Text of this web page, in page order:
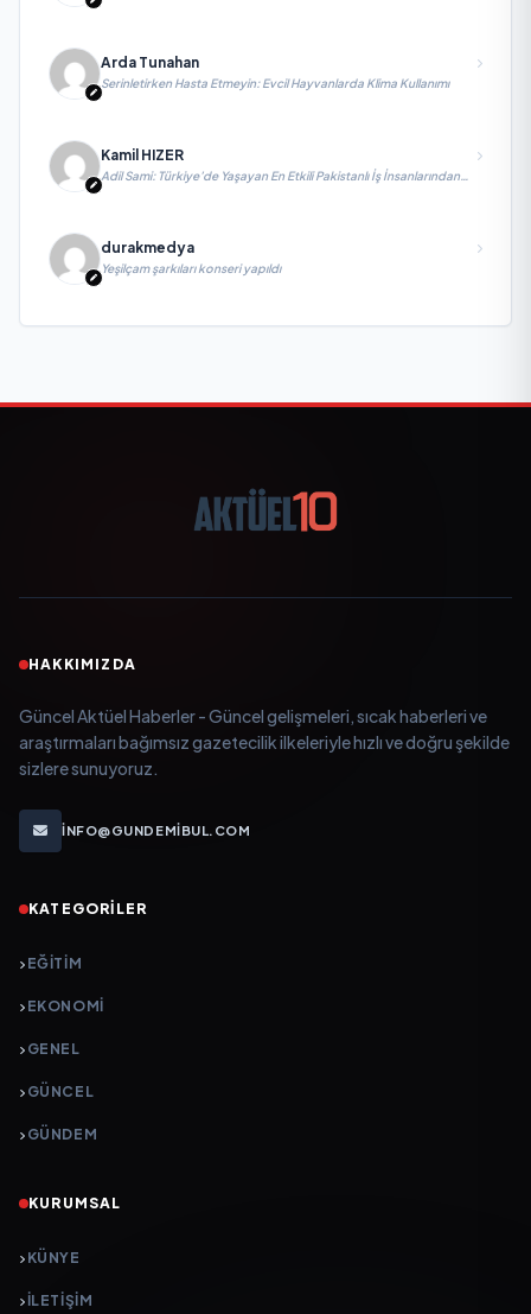
Arda Tunahan
Serinletirken Hasta Etmeyin: Evcil Hayvanlarda Klima Kullanımı
Kamil HIZER
Adil Sami: Türkiye’de Yaşayan En Etkili Pakistanlı İş İnsanlarından
durakmedya
Yeşilçam şarkıları konseri yapıldı
HAKKIMIZDA
Güncel Aktüel Haberler - Güncel gelişmeleri, sıcak haberleri ve
araştırmaları bağımsız gazetecilik ilkeleriyle hızlı ve doğru şekilde
sizlere sunuyoruz.
INFO@GUNDEMIBUL.COM
KATEGORILER
EĞITIM
EKONOMI
GENEL
GÜNCEL
GÜNDEM
KURUMSAL
KÜNYE
İLETIŞIM